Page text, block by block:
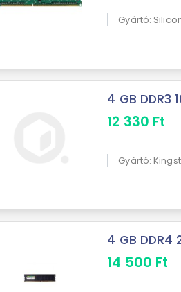
Gyártó:
4 GB DDR3
12 330 Ft
Gyártó:
4 GB DDR4
14 500 Ft